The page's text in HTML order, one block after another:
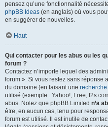
pensez qu’une fonctionnalité
phpBB Ideas (en anglais) où vous
en suggérer de nouvelles.
Haut
Qui contacter pour les abus ou les
forum ?
Contactez n’importe lequel des
forum ». Si vous restez sans réponse
du domaine (en faisant une
utilisé (exemple : Yahoo!, Free,
abus. Notez que phpBB Limited n’a
être, en aucun cas, tenu pour
forum est utilisé. Il est inutile de